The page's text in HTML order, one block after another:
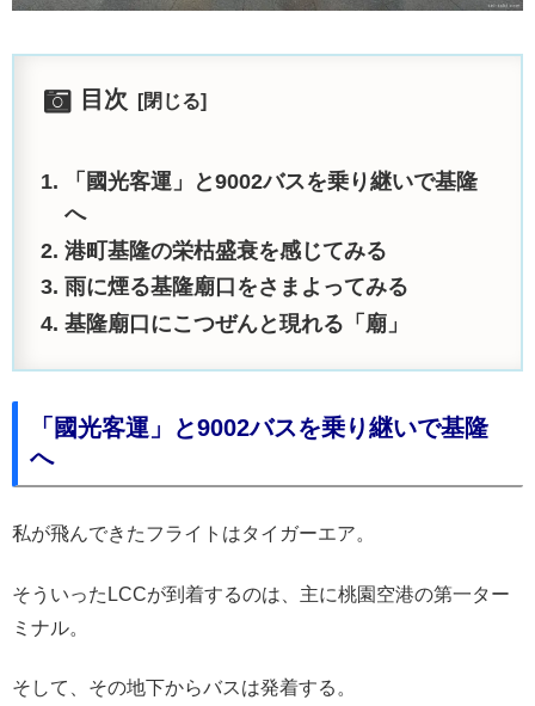
目次
「國光客運」と9002バスを乗り継いで基隆
へ
港町基隆の栄枯盛衰を感じてみる
雨に煙る基隆廟口をさまよってみる
基隆廟口にこつぜんと現れる「廟」
「國光客運」と9002バスを乗り継いで基隆
へ
私が飛んできたフライトはタイガーエア。
そういったLCCが到着するのは、主に桃園空港の第一ター
ミナル。
そして、その地下からバスは発着する。